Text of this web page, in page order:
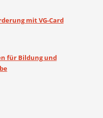
mit VG-Card
für Bildung und